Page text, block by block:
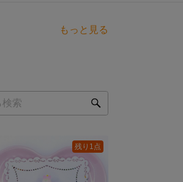
もっと見る
残り1点